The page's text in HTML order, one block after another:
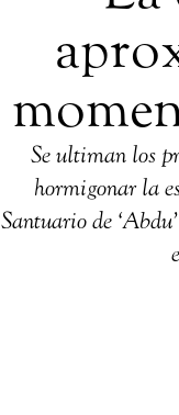
Se ultiman los
hormigonar la
Santuario de